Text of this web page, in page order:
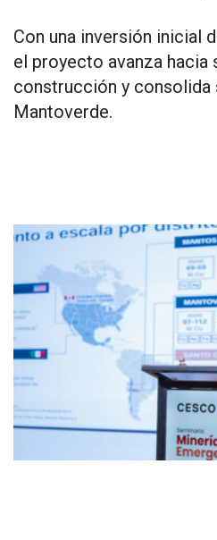
Con una inversión inicial
el proyecto avanza hacia
construcción y consolida
Mantoverde.